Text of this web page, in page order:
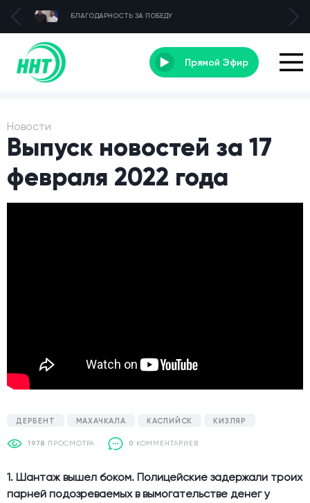
БЛАГОДАРНОСТЬ ЗА ПОБЕДУ
Прямой Эфир
Новости
Выпуск новостей за 17
февраля 2022 года
ДЕРБЕНТ МАХАЧКАЛА КАСПИЙСК КИЗЛЯР
1978 ПРОСМОТРА 0 КОММЕНТАРИЕВ
1. Шантаж вышел боком. Полицейские задержали троих
парней подозреваемых в вымогательстве денег у